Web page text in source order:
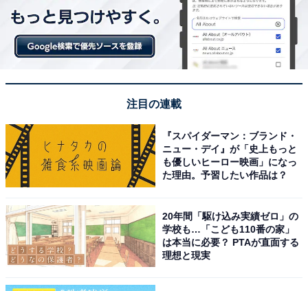
しやマルチタスクも一切カクつくことなく一瞬で終
わります。
13インチの大画面なのに信じられないほど薄くて軽
いです。持ち運びがまったく苦になりません。
Ultra Retina XDRディスプレイの発色が素晴らし
く、映画鑑賞やイラスト制作での黒の表現力が段違
注目の連載
『スパイダーマン：ブランド・
ニュー・デイ』が「史上もっと
も優しいヒーロー映画」になっ
た理由。予習したい作品は？
20年間「駆け込み実績ゼロ」の
学校も…「こども110番の家」
は本当に必要？ PTAが直面する
理想と現実